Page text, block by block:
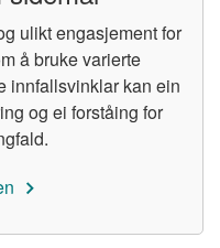
ulikt engasjement for
å bruke varierte
innfallsvinklar kan ein
og ei forståing for